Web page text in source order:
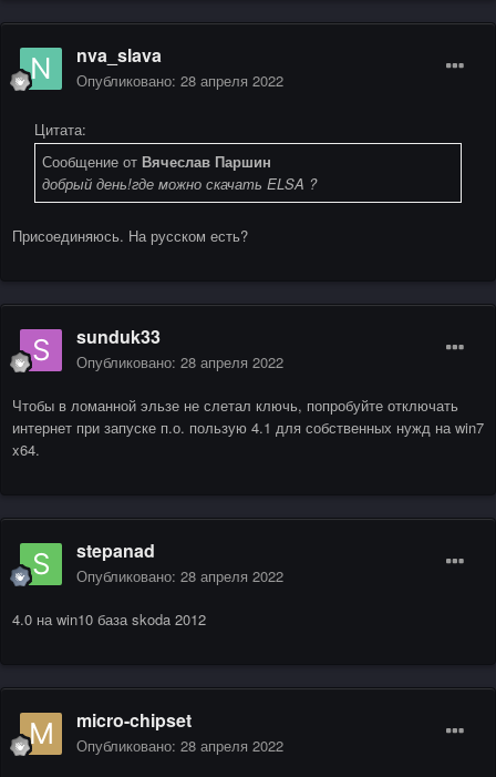
nva_slava
Опубликовано: 28 апреля 2022
Цитата:
Сообщение от Вячеслав Паршин
добрый день!где можно скачать ELSA ?
Присоединяюсь. На русском есть?
sunduk33
Опубликовано: 28 апреля 2022
Чтобы в ломанной эльзе не слетал ключь, попробуйте отключать
интернет при запуске п.о. пользую 4.1 для собственных нужд на win7
x64.
stepanad
Опубликовано: 28 апреля 2022
4.0 на win10 база skoda 2012
micro-chipset
Опубликовано: 28 апреля 2022